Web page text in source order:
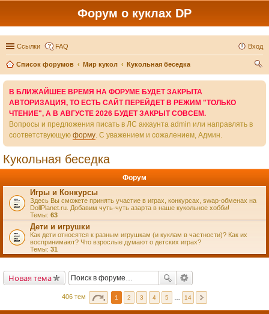
Форум о куклах DP
Ссылки FAQ Вход
Список форумов Мир кукол
Кукольная беседка
В БЛИЖАЙШЕЕ ВРЕМЯ НА ФОРУМЕ БУДЕТ ЗАКРЫТА
АВТОРИЗАЦИЯ, ТО ЕСТЬ САЙТ ПЕРЕЙДЕТ В РЕЖИМ "ТОЛЬКО
ЧТЕНИЕ", А В АВГУСТЕ 2026 БУДЕТ ЗАКРЫТ СОВСЕМ.
Вопросы и предложения писать в ЛС аккаунта admin или направлять в
соответствующую форму. С уважением и сожалением, Админ.
Кукольная беседка
Форум
Игры и Конкурсы
Здесь Вы сможете принять участие в играх, конкурсах, swap-обменах на
DollPlanet.ru. Добавим чуть-чуть азарта в наше кукольное хобби!
Темы: 63
Дети и игрушки
Как дети относятся к разным игрушкам (и куклам в частности)? Как их
воспринимают? Что взрослые думают о детских играх?
Темы: 31
Новая тема
406 тем 1 2 3 4 5 14